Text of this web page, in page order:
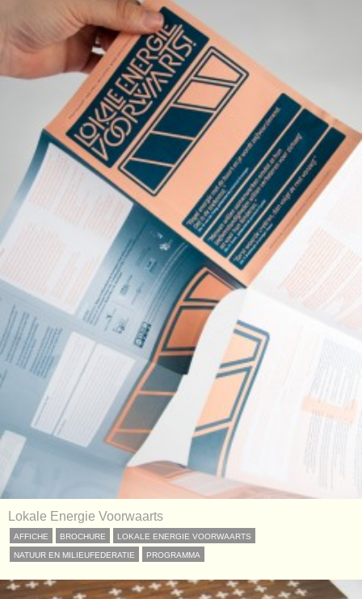
Lokale Energie Voorwaarts
AFFICHE BROCHURE LOKALE ENERGIE VOORWAARTS
NATUUR EN MILIEUFEDERATIE PROGRAMMA